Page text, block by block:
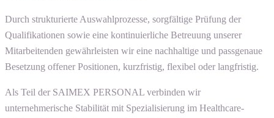
Durch strukturierte Auswahlprozesse, sorgfältige Prüfung der
Qualifikationen sowie eine kontinuierliche Betreuung unserer
Mitarbeitenden gewährleisten wir eine nachhaltige und passgenaue
Besetzung offener Positionen, kurzfristig, flexibel oder langfristig.
Als Teil der SAIMEX PERSONAL verbinden wir
unternehmerische Stabilität mit Spezialisierung im Healthcare-